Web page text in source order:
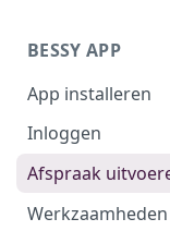
Plannen in
Shifts
BESSY APP
App installeren
Inloggen
Afspraak